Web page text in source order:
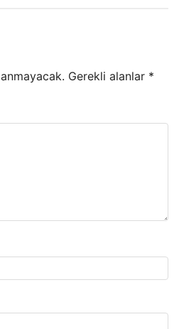
Gerekli alanlar *